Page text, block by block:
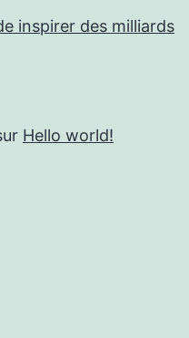
inspirer des milliards
Hello world!